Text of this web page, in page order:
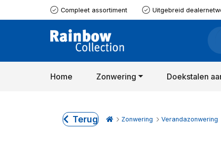
Compleet assortiment Uitgebreid
Home Zonwering Doekstalen
Terug Zonwering Verandazonwering